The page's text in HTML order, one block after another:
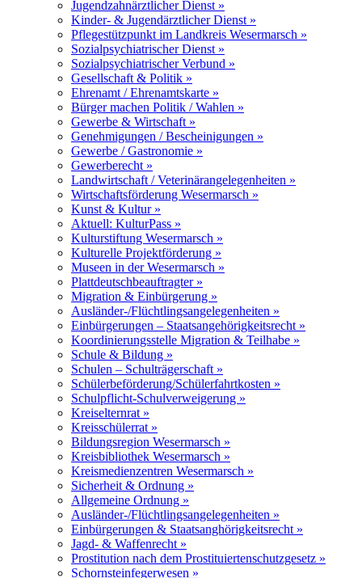
Jugendzahnärztlicher Dienst »
Kinder- & Jugendärztlicher Dienst »
Pflegestützpunkt im Landkreis Wesermarsch »
Sozialpsychiatrischer Dienst »
Sozialpsychiatrischer Verbund »
Gesellschaft & Politik »
Ehrenamt / Ehrenamtskarte »
Bürger machen Politik / Wahlen »
Gewerbe & Wirtschaft »
Genehmigungen / Bescheinigungen »
Gewerbe / Gastronomie »
Gewerberecht »
Landwirtschaft / Veterinärangelegenheiten »
Wirtschaftsförderung Wesermarsch »
Kunst & Kultur »
Aktuell: KulturPass »
Kulturstiftung Wesermarsch »
Kulturelle Projektförderung »
Museen in der Wesermarsch »
Plattdeutschbeauftragter »
Migration & Einbürgerung »
Ausländer-/Flüchtlingsangelegenheiten »
Einbürgerungen – Staatsangehörigkeitsrecht »
Koordinierungsstelle Migration & Teilhabe »
Schule & Bildung »
Schulen – Schulträgerschaft »
Schülerbeförderung/Schülerfahrtkosten »
Schulpflicht-Schulverweigerung »
Kreiselternrat »
Kreisschülerrat »
Bildungsregion Wesermarsch »
Kreisbibliothek Wesermarsch »
Kreismedienzentren Wesermarsch »
Sicherheit & Ordnung »
Allgemeine Ordnung »
Ausländer-/Flüchtlingsangelegenheiten »
Einbürgerungen & Staatsanghörigkeitsrecht »
Jagd- & Waffenrecht »
Prostitution nach dem Prostituiertenschutzgesetz »
Schornsteinfegerwesen »